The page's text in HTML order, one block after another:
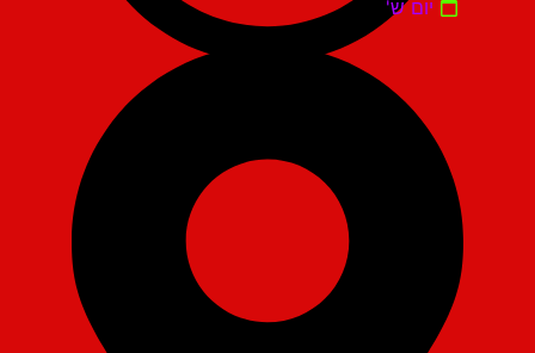
יום ש'